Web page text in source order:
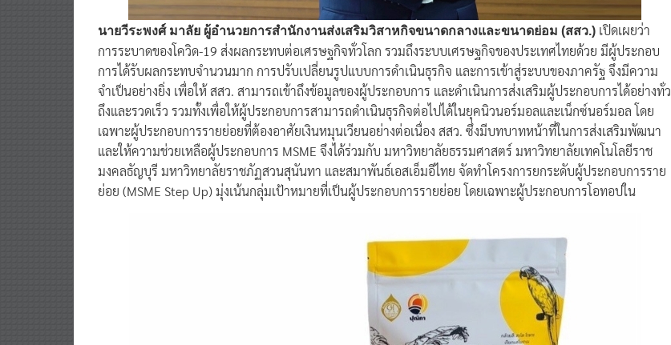
นายวีระพงศ์ มาลัย ผู้อำนวยการสำนักงานส่งเสริมวิสาหกิจขนาดกลางและขนาดย่อม (สสว.) เปิดเผยว่า
การระบาดของโควิด-19 ส่งผลกระทบต่อเศรษฐกิจทั่วโลก รวมถึงระบบเศรษฐกิจของประเทศไทยด้วย มีผู้ประกอบ
การได้รับผลกระทบจำนวนมาก การปรับเปลี่ยนรูปแบบการดำเนินธุรกิจ และการเข้าสู่ระบบของภาครัฐ จึงมีความ
จำเป็นอย่างยิ่ง เพื่อให้ สสว. สามารถเข้าถึงข้อมูลของผู้ประกอบการ และดำเนินการส่งเสริมผู้ประกอบการได้อย่างทั่ว
ถึงและรวดเร็ว รวมทั้งเพื่อให้ผู้ประกอบการสามารถดำเนินธุรกิจต่อไปได้ในยุคนิวนอร์มอลและเน็กซ์นอร์มอล โดย
เฉพาะผู้ประกอบการรายย่อยที่ต้องอาศัยเงินหมุนเวียนอย่างต่อเนื่อง สสว. ซึ่งมีบทบาทหน้าที่ในการส่งเสริมพัฒนา
และให้ความช่วยเหลือผู้ประกอบการ MSME จึงได้ร่วมกับ มหาวิทยาลัยธรรมศาสตร์ มหาวิทยาลัยเทคโนโลยีราช
มงคลธัญบุรี มหาวิทยาลัยราชภัฏสวนสุนันทา และสมาพันธ์เอสเอ็มอีไทย จัดทำโครงการยกระดับผู้ประกอบการราย
ย่อย (MSME Step Up) มุ่งเน้นกลุ่มเป้าหมายที่เป็นผู้ประกอบการรายย่อย โดยเฉพาะผู้ประกอบการโอทอปใน